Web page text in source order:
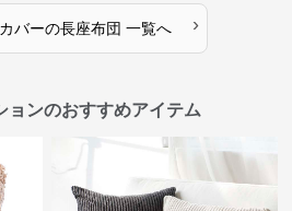
バーの長座布団 一覧へ ›
ョンのおすすめアイテム